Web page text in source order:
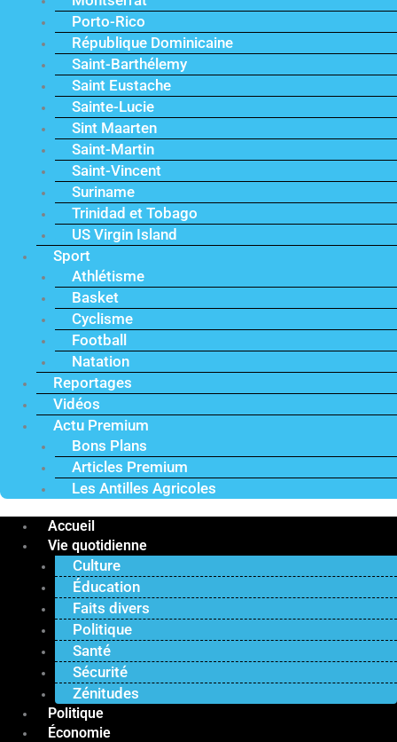
Porto-Rico
République Dominicaine
Saint-Barthélemy
Saint Eustache
Sainte-Lucie
Sint Maarten
Saint-Martin
Saint-Vincent
Suriname
Trinidad et Tobago
US Virgin Island
Sport
Athlétisme
Basket
Cyclisme
Football
Natation
Reportages
Vidéos
Actu Premium
Bons Plans
Articles Premium
Les Antilles Agricoles
Accueil
Vie quotidienne
Culture
Éducation
Faits divers
Politique
Santé
Sécurité
Zénitudes
Politique
Économie